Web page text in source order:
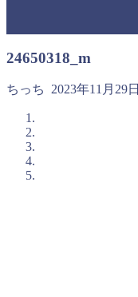
24650318_m
ちっち 2023年11月29日